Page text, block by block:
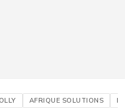
AFRIQUE SOLUTIONS